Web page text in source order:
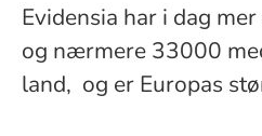
Evidensia har i dag
og nærmere 33000
land, og er Europas